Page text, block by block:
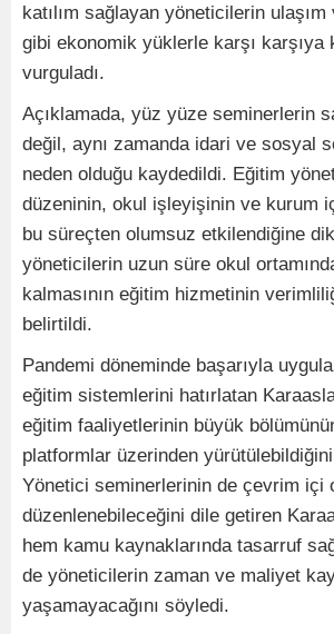
katılım sağlayan yöneticilerin
gibi ekonomik yüklerle karşı karşıya
vurguladı.
Açıklamada, yüz yüze seminerlerin
değil, aynı zamanda idari ve sosyal
neden olduğu kaydedildi. Eğitim
düzeninin, okul işleyişinin ve kurum
bu süreçten olumsuz etkilendiğine
yöneticilerin uzun süre okul
kalmasının eğitim hizmetinin
belirtildi.
Pandemi döneminde başarıyla
eğitim sistemlerini hatırlatan
eğitim faaliyetlerinin büyük
platformlar üzerinden
Yönetici seminerlerinin de çevrim içi
düzenlenebileceğini dile getiren
hem kamu kaynaklarında tasarruf
de yöneticilerin zaman ve maliyet
yaşamayacağını söyledi.